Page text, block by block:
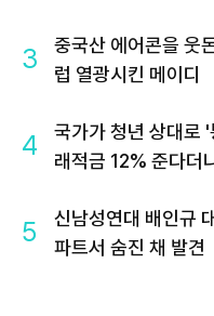
3
중국산 에어콘을 웃
럽 열광시킨 메이디
4
국가가 청년 상대로
래적금 12% 준다더
5
신남성연대 배인규
파트서 숨진 채 발견